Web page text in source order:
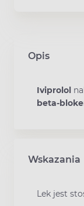
Opis
Iviprolol
beta-
Wskazania
Lek jest